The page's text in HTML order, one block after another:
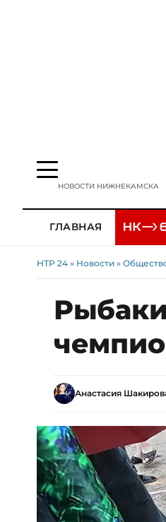
НОВОСТИ НИЖНЕКАМСКА
ГЛАВНАЯ
НТР 24 » Новости »
Рыбаки
Анастасия